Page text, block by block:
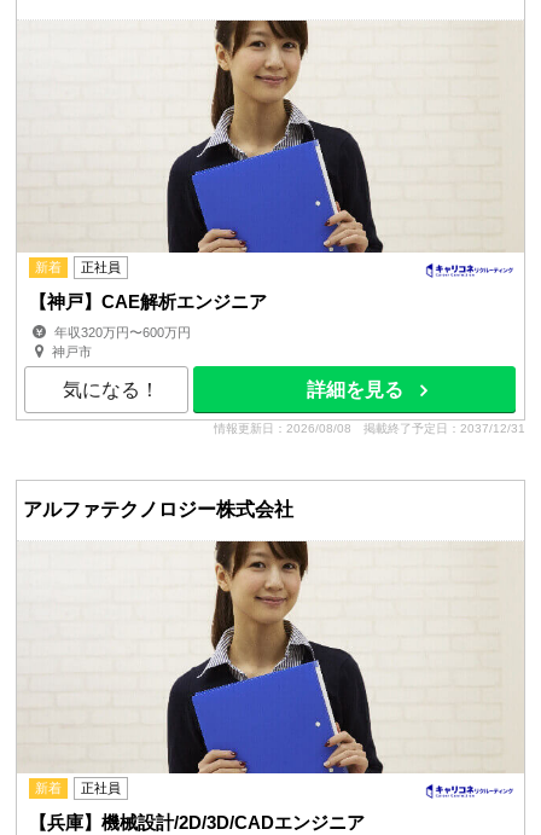
新着 正社員
【神戸】CAE解析エンジニア
年収320万円〜600万円
神戸市
気になる！ 詳細を見る
情報更新日：2026/08/08 掲載終了予定日：2037/12/31
アルファテクノロジー株式会社
新着 正社員
【兵庫】機械設計/2D/3D/CADエンジニア